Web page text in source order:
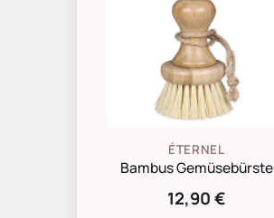
ÉTERNEL
Bambus Gemüsebürste
12,90 €